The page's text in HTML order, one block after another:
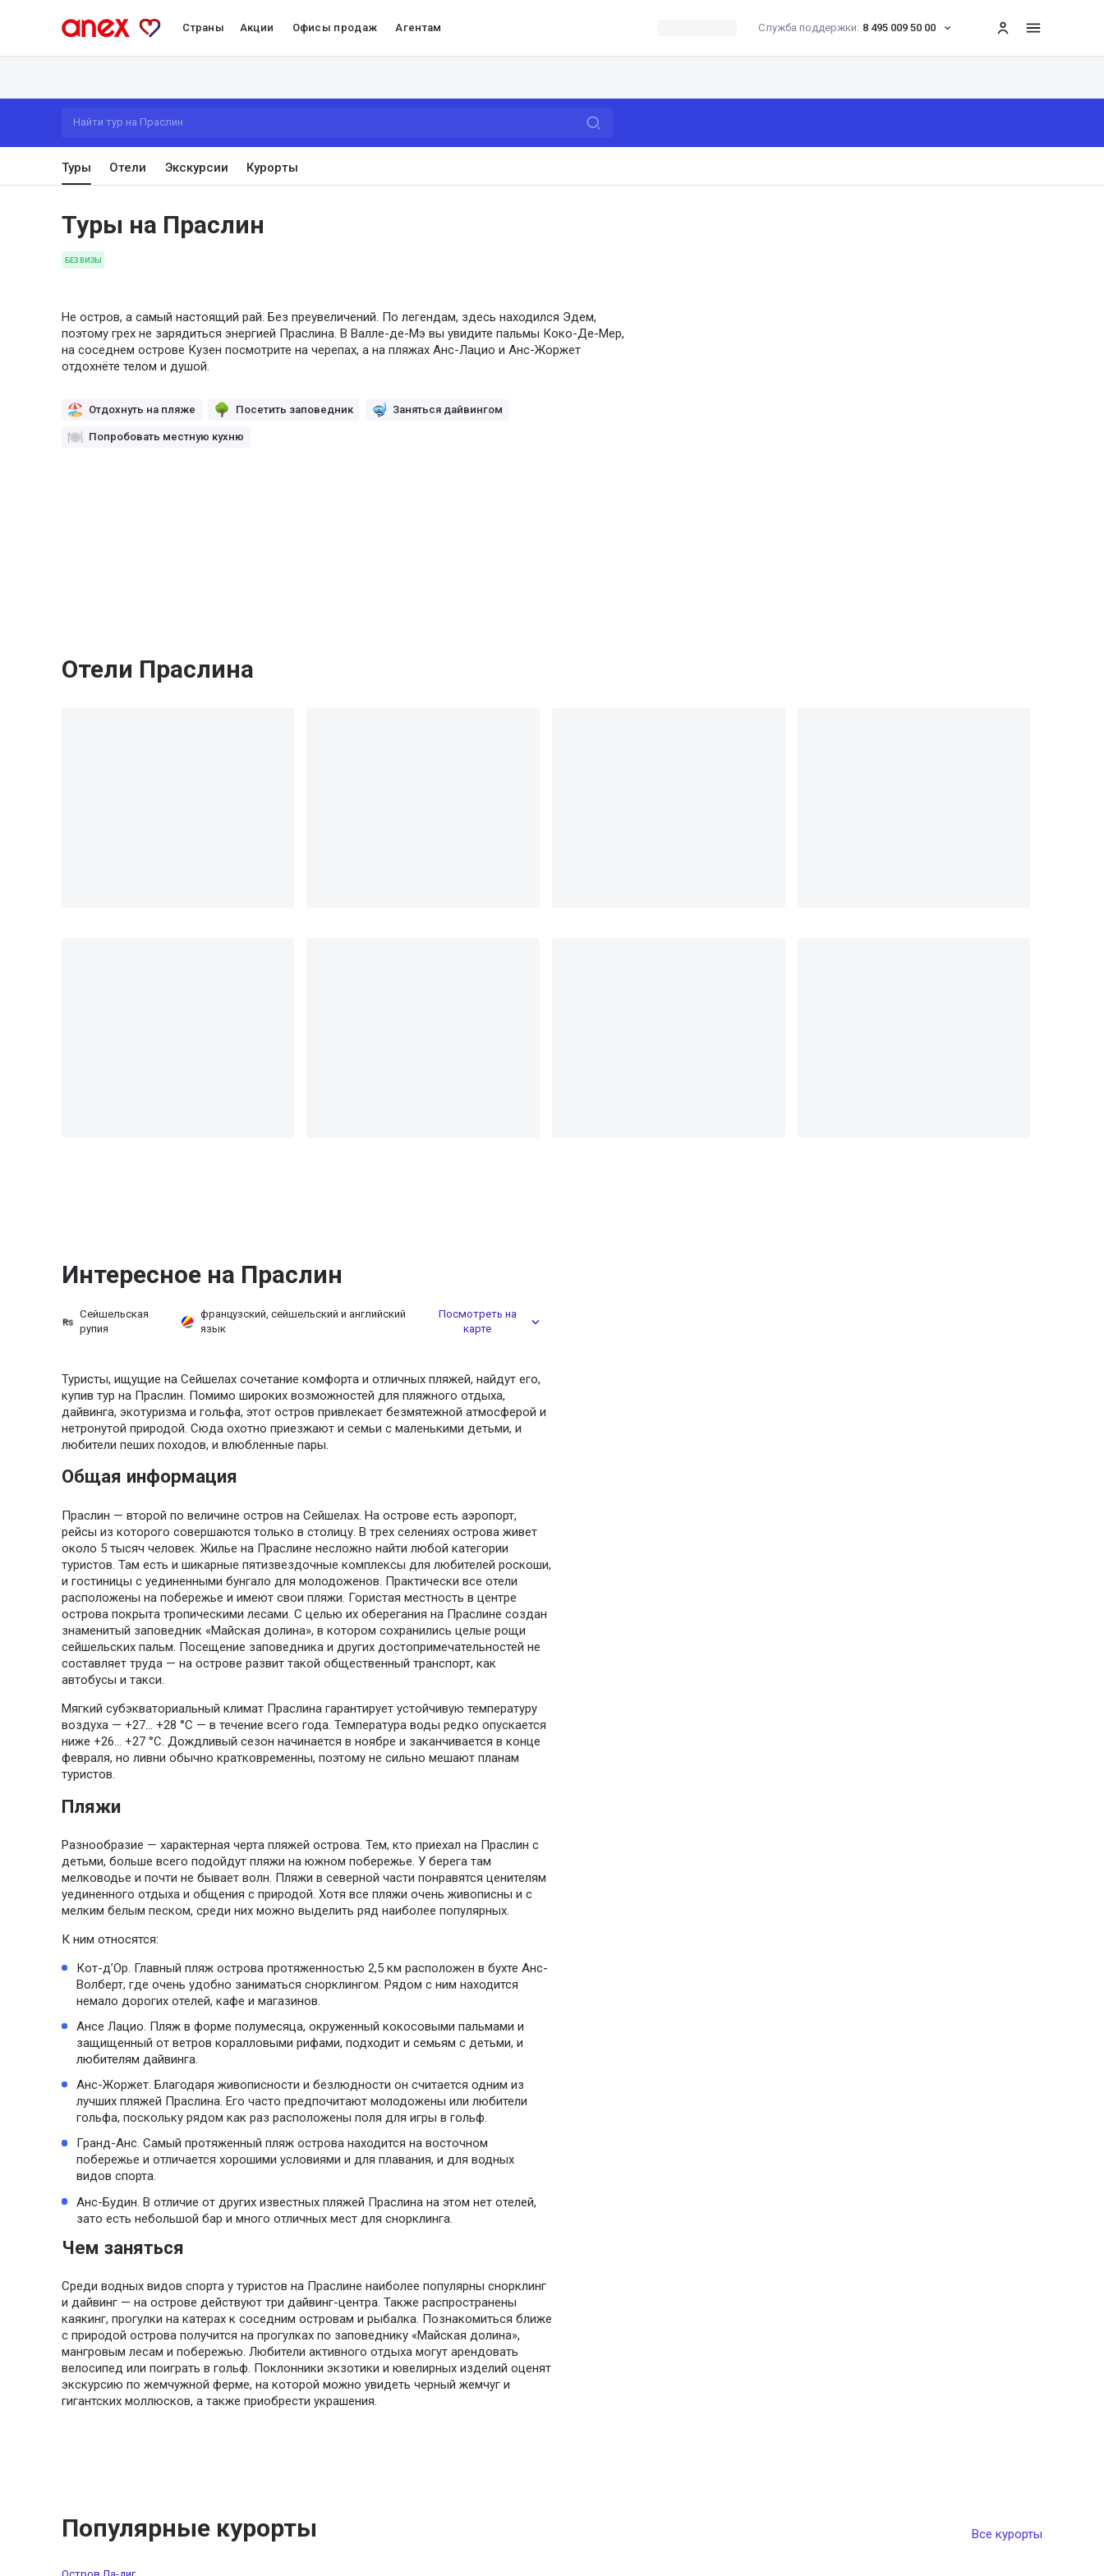
Страны Акции Офисы продаж Агентам Служба поддержки: 8 495 009 50 00 меню
Найти тур на Праслин
Туры Отели Экскурсии Курорты
Туры на Праслин
БЕЗ ВИЗЫ
Не остров, а самый настоящий рай. Без преувеличений. По легендам, здесь находился Эдем,
поэтому грех не зарядиться энергией Праслина. В Валле-де-Мэ вы увидите пальмы Коко-Де-Мер,
на соседнем острове Кузен посмотрите на черепах, а на пляжах Анс-Лацио и Анс-Жоржет
отдохнёте телом и душой.
Отдохнуть на пляже Посетить заповедник Заняться дайвингом
Попробовать местную кухню
Отели Праслина
Интересное на Праслин
Сейшельская
рупия
французский, сейшельский и английский
язык
Посмотреть на
карте
Туристы, ищущие на Сейшелах сочетание комфорта и отличных пляжей, найдут его,
купив тур на Праслин. Помимо широких возможностей для пляжного отдыха,
дайвинга, экотуризма и гольфа, этот остров привлекает безмятежной атмосферой и
нетронутой природой. Сюда охотно приезжают и семьи с маленькими детьми, и
любители пеших походов, и влюбленные пары.
Общая информация
Праслин — второй по величине остров на Сейшелах. На острове есть аэропорт,
рейсы из которого совершаются только в столицу. В трех селениях острова живет
около 5 тысяч человек. Жилье на Праслине несложно найти любой категории
туристов. Там есть и шикарные пятизвездочные комплексы для любителей роскоши,
и гостиницы с уединенными бунгало для молодоженов. Практически все отели
расположены на побережье и имеют свои пляжи. Гористая местность в центре
острова покрыта тропическими лесами. С целью их оберегания на Праслине создан
знаменитый заповедник «Майская долина», в котором сохранились целые рощи
сейшельских пальм. Посещение заповедника и других достопримечательностей не
составляет труда — на острове развит такой общественный транспорт, как
автобусы и такси.
Мягкий субэкваториальный климат Праслина гарантирует устойчивую температуру
воздуха — +27... +28 °С — в течение всего года. Температура воды редко опускается
ниже +26... +27 °С. Дождливый сезон начинается в ноябре и заканчивается в конце
февраля, но ливни обычно кратковременны, поэтому не сильно мешают планам
туристов.
Пляжи
Разнообразие — характерная черта пляжей острова. Тем, кто приехал на Праслин с
детьми, больше всего подойдут пляжи на южном побережье. У берега там
мелководье и почти не бывает волн. Пляжи в северной части понравятся ценителям
уединенного отдыха и общения с природой. Хотя все пляжи очень живописны и с
мелким белым песком, среди них можно выделить ряд наиболее популярных.
К ним относятся:
Кот-д’Ор. Главный пляж острова протяженностью 2,5 км расположен в бухте Анс-
Волберт, где очень удобно заниматься снорклингом. Рядом с ним находится
немало дорогих отелей, кафе и магазинов.
Ансе Лацио. Пляж в форме полумесяца, окруженный кокосовыми пальмами и
защищенный от ветров коралловыми рифами, подходит и семьям с детьми, и
любителям дайвинга.
Анс-Жоржет. Благодаря живописности и безлюдности он считается одним из
лучших пляжей Праслина. Его часто предпочитают молодожены или любители
гольфа, поскольку рядом как раз расположены поля для игры в гольф.
Гранд-Анс. Самый протяженный пляж острова находится на восточном
побережье и отличается хорошими условиями и для плавания, и для водных
видов спорта.
Анс-Будин. В отличие от других известных пляжей Праслина на этом нет отелей,
зато есть небольшой бар и много отличных мест для снорклинга.
Чем заняться
Среди водных видов спорта у туристов на Праслине наиболее популярны снорклинг
и дайвинг — на острове действуют три дайвинг-центра. Также распространены
каякинг, прогулки на катерах к соседним островам и рыбалка. Познакомиться ближе
с природой острова получится на прогулках по заповеднику «Майская долина»,
мангровым лесам и побережью. Любители активного отдыха могут арендовать
велосипед или поиграть в гольф. Поклонники экзотики и ювелирных изделий оценят
экскурсию по жемчужной ферме, на которой можно увидеть черный жемчуг и
гигантских моллюсков, а также приобрести украшения.
Популярные курорты Все курорты